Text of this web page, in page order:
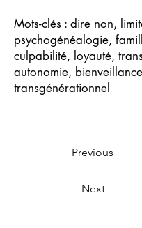
Mots-clés : dire non,
psychogénéalogie,
culpabilité, loyauté,
autonomie,
transgénérationnel
Previous
Next